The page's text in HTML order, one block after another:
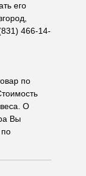
его
466-14-
по
веса. О
Вы
по